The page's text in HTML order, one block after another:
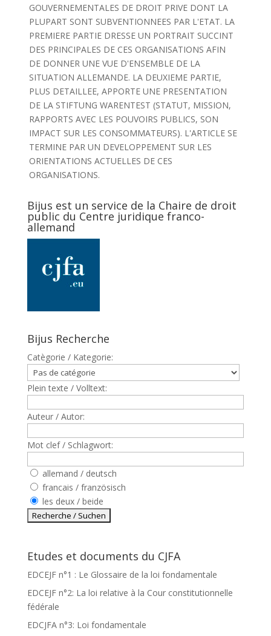
GOUVERNEMENTALES DE DROIT PRIVE DONT LA
PLUPART SONT SUBVENTIONNEES PAR L'ETAT. LA
PREMIERE PARTIE DRESSE UN PORTRAIT SUCCINT
DES PRINCIPALES DE CES ORGANISATIONS AFIN
DE DONNER UNE VUE D'ENSEMBLE DE LA
SITUATION ALLEMANDE. LA DEUXIEME PARTIE,
PLUS DETAILLEE, APPORTE UNE PRESENTATION
DE LA STIFTUNG WARENTEST (STATUT, MISSION,
RAPPORTS AVEC LES POUVOIRS PUBLICS, SON
IMPACT SUR LES CONSOMMATEURS). L'ARTICLE SE
TERMINE PAR UN DEVELOPPEMENT SUR LES
ORIENTATIONS ACTUELLES DE CES
ORGANISATIONS.
Bijus est un service de la Chaire de droit
public du Centre juridique franco-
allemand
Bijus Recherche
Catègorie / Kategorie:
Plein texte / Volltext:
Auteur / Autor:
Mot clef / Schlagwort:
allemand / deutsch
francais / französisch
les deux / beide
Etudes et documents du CJFA
EDCEJF n°1 : Le Glossaire de la loi fondamentale
EDCEJF n°2: La loi relative à la Cour constitutionnelle
fédérale
EDCJFA n°3: Loi fondamentale